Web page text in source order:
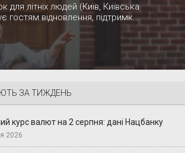
для літніх людей (Київ, Київська
гостям відновлення, підтримк...
ЗА ТИЖДЕНЬ
курс валют на 2 серпня: дані Нацбанку
2026